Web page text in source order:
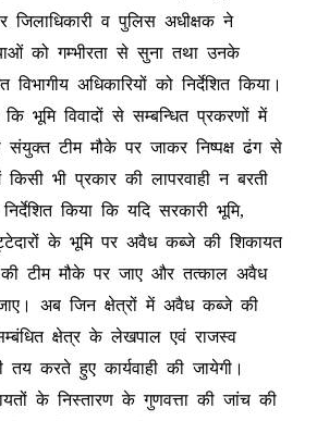
व पुलिस अधीक्षक ने
को गम्भीरता से सुना तथा उनके
विभागीय अधिकारियों को निर्देशित किया।
कि भूमि विवादों से सम्बन्धित प्रकरणों में
संयुक्त टीम मौके पर जाकर निष्पक्ष ढंग से
किसी भी प्रकार की लापरवाही न बरती
किया कि यदि सरकारी भूमि,
के भूमि पर अवैध कब्जे की शिकायत
टीम मौके पर जाए और तत्काल अवैध
अब जिन क्षेत्रों में अवैध कब्जे की
क्षेत्र के लेखपाल एवं राजस्व
तय करते हुए कार्यवाही की जायेगी।
के निस्तारण के गुणवत्ता की जांच की